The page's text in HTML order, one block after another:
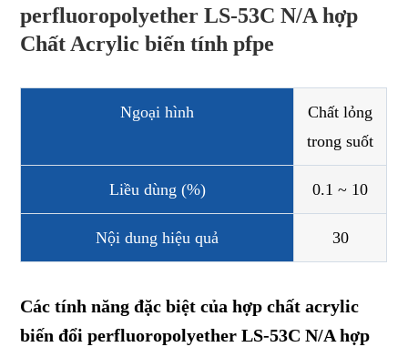
perfluoropolyether LS-53C N/A hợp
Chất Acrylic biến tính pfpe
Ngoại hình
Chất lỏng
trong suốt
Liều dùng (%) 0.1 ~ 10
Nội dung hiệu quả 30
Các tính năng đặc biệt của hợp chất acrylic
biến đổi perfluoropolyether LS-53C N/A hợp